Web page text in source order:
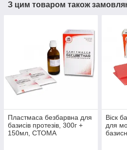
З цим товаром також
Пластмаса безбарвна для
базисів протезів, 300г +
150мл, СТОМА
Віск
для